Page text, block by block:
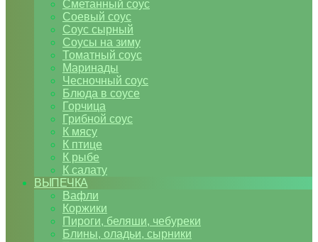
Сметанный соус
Соевый соус
Соус сырный
Соусы на зиму
Томатный соус
Маринады
Чесночный соус
Блюда в соусе
Горчица
Грибной соус
К мясу
К птице
К рыбе
К салату
ВЫПЕЧКА
Вафли
Коржики
Пироги, беляши, чебуреки
Блины, оладьи, сырники